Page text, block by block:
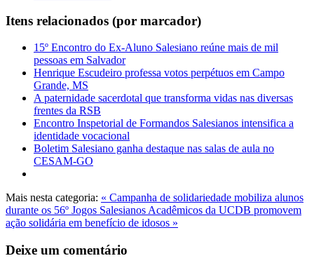
Itens relacionados (por marcador)
15º Encontro do Ex-Aluno Salesiano reúne mais de mil
pessoas em Salvador
Henrique Escudeiro professa votos perpétuos em Campo
Grande, MS
A paternidade sacerdotal que transforma vidas nas diversas
frentes da RSB
Encontro Inspetorial de Formandos Salesianos intensifica a
identidade vocacional
Boletim Salesiano ganha destaque nas salas de aula no
CESAM-GO
Mais nesta categoria: « Campanha de solidariedade mobiliza alunos
durante os 56º Jogos Salesianos Acadêmicos da UCDB promovem
ação solidária em benefício de idosos »
Deixe um comentário